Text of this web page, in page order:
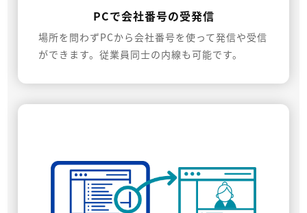
PCで会社番号の受発信
場所を問わずPCから会社番号を使って発信や受信
ができます。従業員同士の内線も可能です。